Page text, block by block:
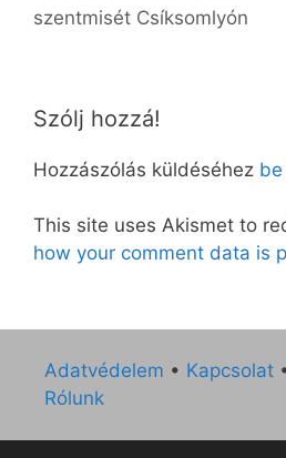
szentmisét Csíksomlyón
Szólj hozzá!
Hozzászólás küldéséhez
This site uses Akismet to
how your comment data is
Adatvédelem • Kapcsolat
Rólunk